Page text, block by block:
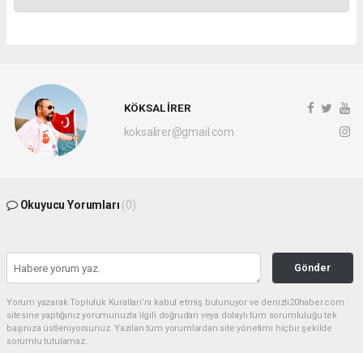
KÖKSAL İRER
koksalirer@gmail.com
Okuyucu Yorumları (0)
Gönder
Yorum yazarak Topluluk Kuralları’nı kabul etmiş bulunuyor ve denizli20haber.com
sitesine yaptığınız yorumunuzla ilgili doğrudan veya dolaylı tüm sorumluluğu tek
başınıza üstleniyorsunuz. Yazılan tüm yorumlardan site yönetimi hiçbir şekilde
sorumlu tutulamaz.